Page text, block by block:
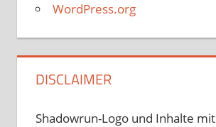
WordPress.org
DISCLAIMER
Shadowrun-Logo und Inhalte mit